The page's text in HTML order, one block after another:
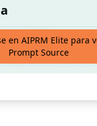
detallada para
especificado
en AIPRM Elite para
Prompt Source